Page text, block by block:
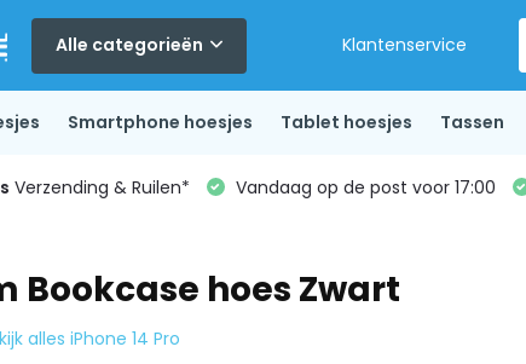
Alle categorieën Klantenservice
Smartphone hoesjes Tablet hoesjes Tassen
Verzending & Ruilen* Vandaag op de post voor 17:00
Bookcase hoes Zwart
alles iPhone 14 Pro